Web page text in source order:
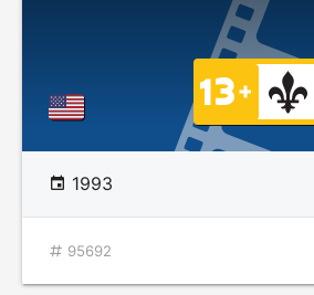
1993
95692